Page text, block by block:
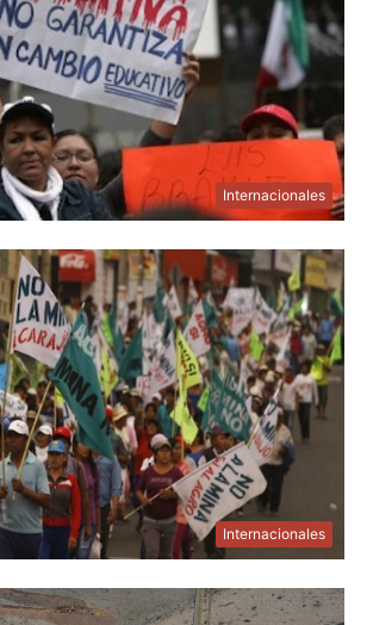
Internacionales
Internacionales